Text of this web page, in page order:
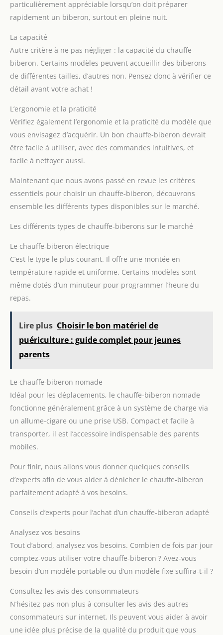
particulièrement appréciable lorsqu’on doit préparer
rapidement un biberon, surtout en pleine nuit.
La capacité
Autre critère à ne pas négliger : la capacité du chauffe-
biberon. Certains modèles peuvent accueillir des biberons
de différentes tailles, d’autres non. Pensez donc à vérifier ce
détail avant votre achat !
L’ergonomie et la praticité
Vérifiez également l’ergonomie et la praticité du modèle que
vous envisagez d’acquérir. Un bon chauffe-biberon devrait
être facile à utiliser, avec des commandes intuitives, et
facile à nettoyer aussi.
Maintenant que nous avons passé en revue les critères
essentiels pour choisir un chauffe-biberon, découvrons
ensemble les différents types disponibles sur le marché.
Les différents types de chauffe-biberons sur le marché
Le chauffe-biberon électrique
C’est le type le plus courant. Il offre une montée en
température rapide et uniforme. Certains modèles sont
même dotés d’un minuteur pour programmer l’heure du
repas.
Lire plus Choisir le bon matériel de
puériculture : guide complet pour jeunes
parents
Le chauffe-biberon nomade
Idéal pour les déplacements, le chauffe-biberon nomade
fonctionne généralement grâce à un système de charge via
un allume-cigare ou une prise USB. Compact et facile à
transporter, il est l’accessoire indispensable des parents
mobiles.
Pour finir, nous allons vous donner quelques conseils
d’experts afin de vous aider à dénicher le chauffe-biberon
parfaitement adapté à vos besoins.
Conseils d’experts pour l’achat d’un chauffe-biberon adapté
Analysez vos besoins
Tout d’abord, analysez vos besoins. Combien de fois par jour
comptez-vous utiliser votre chauffe-biberon ? Avez-vous
besoin d’un modèle portable ou d’un modèle fixe suffira-t-il ?
Consultez les avis des consommateurs
N’hésitez pas non plus à consulter les avis des autres
consommateurs sur internet. Ils peuvent vous aider à avoir
une idée plus précise de la qualité du produit que vous